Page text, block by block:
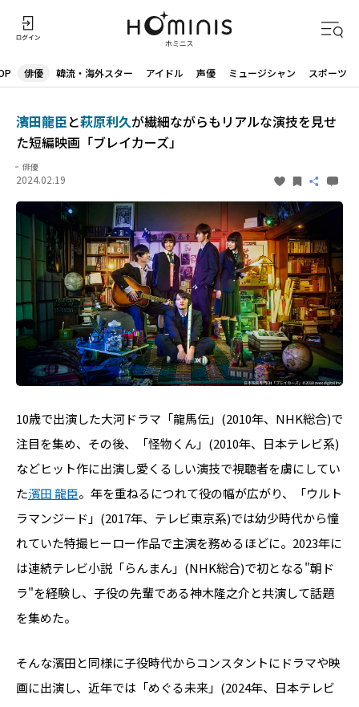
俳優 韓流・海外スター アイドル 声優 ミュージシャン スポーツ
濱田龍臣と萩原利久が繊細ながらもリアルな演技を見せ
た短編映画「ブレイカーズ」
俳優
2024.02.19
10歳で出演した大河ドラマ「龍馬伝」(2010年、NHK総合)で
注目を集め、その後、「怪物くん」(2010年、日本テレビ系)
などヒット作に出演し愛くるしい演技で視聴者を虜にしてい
た濱田 龍臣。年を重ねるにつれて役の幅が広がり、「ウルト
ラマンジード」(2017年、テレビ東京系)では幼少時代から憧
れていた特撮ヒーロー作品で主演を務めるほどに。2023年に
は連続テレビ小説「らんまん」(NHK総合)で初となる"朝ド
ラ"を経験し、子役の先輩である神木隆之介と共演して話題
を集めた。
そんな濱田と同様に子役時代からコンスタントにドラマや映
画に出演し、近年では「めぐる未来」(2024年、日本テレビ